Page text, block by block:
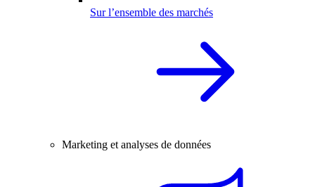
Sur l’ensemble des marchés
Marketing et analyses de données